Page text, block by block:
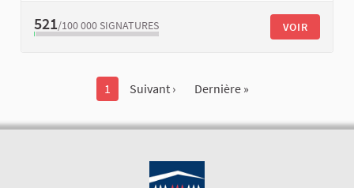
521/100 000 SIGNATURES VOIR
1 Suivant › Dernière »